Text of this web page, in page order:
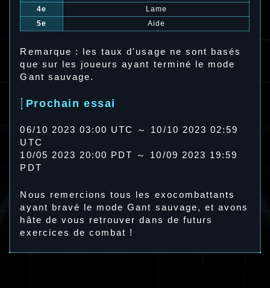
4e
Lame
5e
Aide
Remarque : les taux d'usage ne sont basés
que sur les joueurs ayant terminé le mode
Gant sauvage.
Prochain essai
06/10 2023 03:00 UTC ～ 10/10 2023 02:59
UTC
10/05 2023 20:00 PDT ～ 10/09 2023 19:59
PDT
Nous remercions tous les exocombattants
ayant bravé le mode Gant sauvage, et avons
hâte de vous retrouver dans de futurs
exercices de combat !